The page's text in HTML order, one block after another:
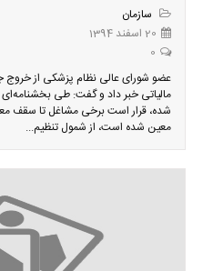
سازمان
20 اسفند 1394
0
عضو شورای عالی نظام پزشکی از خروج
مالیاتی خبر داد و گفت: طی بخشنامه‌ای
شده، قرار است برخی مشاغل تا سقف
معین شده است، از شمول تنظیم...